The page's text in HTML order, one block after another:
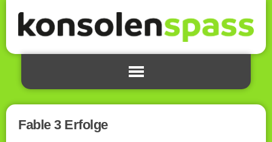
Fable 3 Erfolge